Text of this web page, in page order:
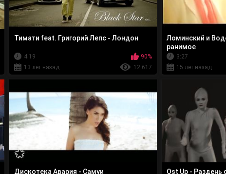
Тимати feat. Григорий Лепс - Лондон
4:19
90%
13 лет назад
12 617
Ломинский и
ранимое
3:27
15 лет назад
Дискотека Авария - Самуи Ost Up - Раздень